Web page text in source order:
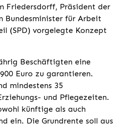
Friedersdorff, Präsident der
Bundesminister für Arbeit
(SPD) vorgelegte Konzept
Beschäftigten eine
Euro zu garantieren.
mindestens 35
und Pflegezeiten.
künftige als auch
ein. Die Grundrente soll aus